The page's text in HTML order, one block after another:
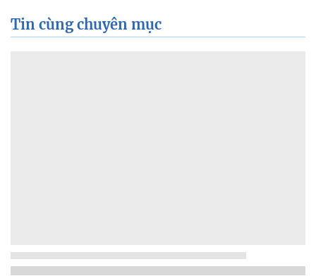
Tin cùng chuyên mục